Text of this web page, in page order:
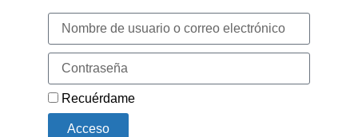
Recuérdame
Acceso